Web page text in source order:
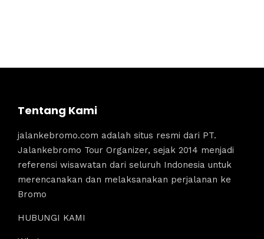
Tentang Kami
jalankebromo.com adalah situs resmi dari PT.
Jalankebromo Tour Organizer, sejak 2014 menjadi
referensi wisawatan dari seluruh Indonesia untuk
merencanakan dan melaksanakan perjalanan ke
Bromo
HUBUNGI KAMI